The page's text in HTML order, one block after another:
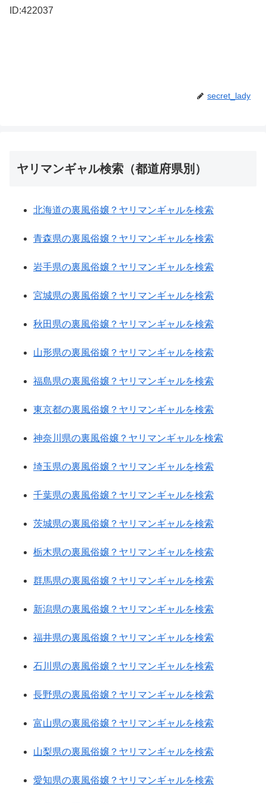
ID:422037
secret_lady
ヤリマンギャル検索（都道府県別）
北海道の裏風俗嬢？ヤリマンギャルを検索
青森県の裏風俗嬢？ヤリマンギャルを検索
岩手県の裏風俗嬢？ヤリマンギャルを検索
宮城県の裏風俗嬢？ヤリマンギャルを検索
秋田県の裏風俗嬢？ヤリマンギャルを検索
山形県の裏風俗嬢？ヤリマンギャルを検索
福島県の裏風俗嬢？ヤリマンギャルを検索
東京都の裏風俗嬢？ヤリマンギャルを検索
神奈川県の裏風俗嬢？ヤリマンギャルを検索
埼玉県の裏風俗嬢？ヤリマンギャルを検索
千葉県の裏風俗嬢？ヤリマンギャルを検索
茨城県の裏風俗嬢？ヤリマンギャルを検索
栃木県の裏風俗嬢？ヤリマンギャルを検索
群馬県の裏風俗嬢？ヤリマンギャルを検索
新潟県の裏風俗嬢？ヤリマンギャルを検索
福井県の裏風俗嬢？ヤリマンギャルを検索
石川県の裏風俗嬢？ヤリマンギャルを検索
長野県の裏風俗嬢？ヤリマンギャルを検索
富山県の裏風俗嬢？ヤリマンギャルを検索
山梨県の裏風俗嬢？ヤリマンギャルを検索
愛知県の裏風俗嬢？ヤリマンギャルを検索